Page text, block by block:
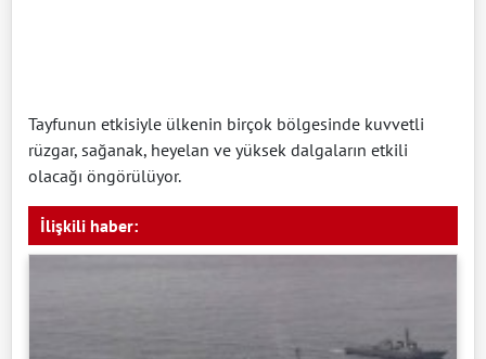
Tayfunun etkisiyle ülkenin birçok bölgesinde kuvvetli
rüzgar, sağanak, heyelan ve yüksek dalgaların etkili
olacağı öngörülüyor.
İlişkili haber: